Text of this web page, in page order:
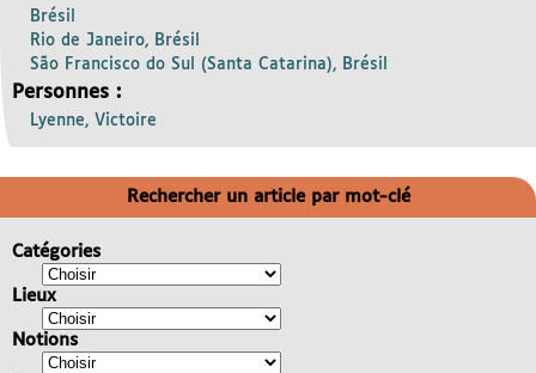
Brésil
Rio de Janeiro, Brésil
São Francisco do Sul (Santa Catarina), Brésil
Personnes :
Lyenne, Victoire
Rechercher un article par mot-clé
Catégories
Lieux
Notions